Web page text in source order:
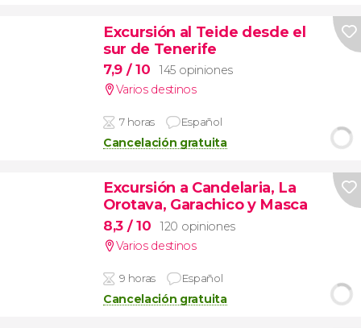
Excursión al Teide desde el
sur de Tenerife
7,9 / 10
145 opiniones
Varios destinos
7 horas Español
Cancelación gratuita
Excursión a Candelaria, La
Orotava, Garachico y Masca
8,3 / 10
120 opiniones
Varios destinos
9 horas Español
Cancelación gratuita